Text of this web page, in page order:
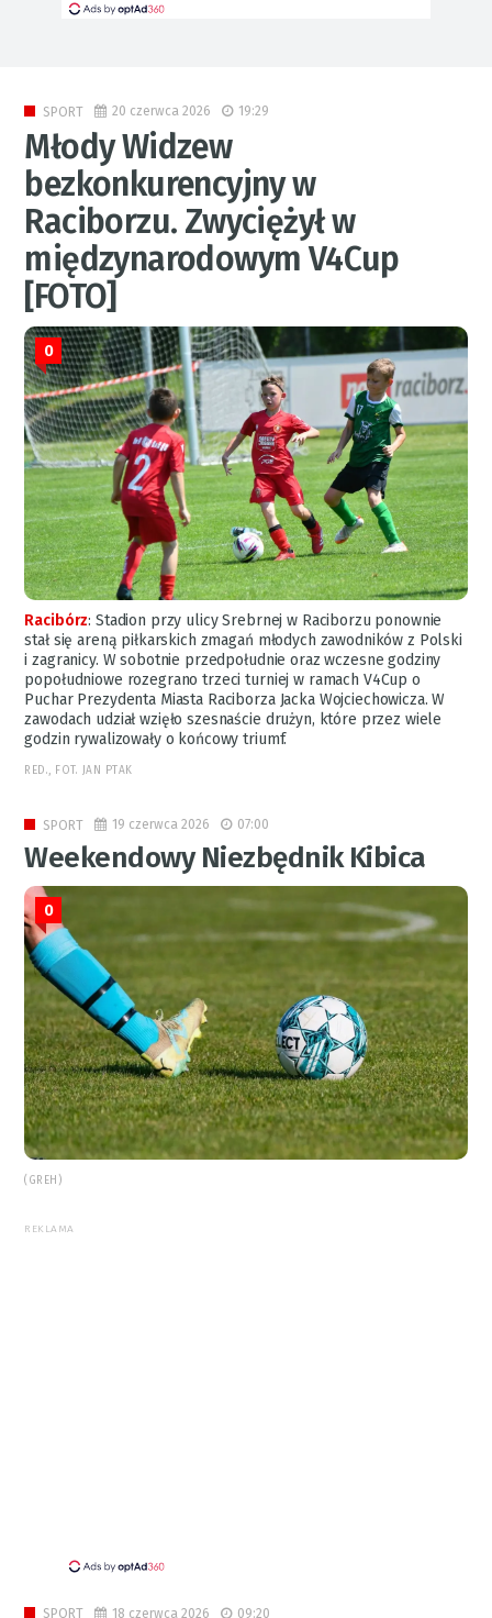
SPORT 20 czerwca 2026 19:29
Młody Widzew
bezkonkurencyjny w
Raciborzu. Zwyciężył w
międzynarodowym V4Cup
[FOTO]
0
Racibórz:Stadion przy ulicy Srebrnej w Raciborzu ponownie
stał się areną piłkarskich zmagań młodych zawodników z Polski
i zagranicy. W sobotnie przedpołudnie oraz wczesne godziny
popołudniowe rozegrano trzeci turniej w ramach V4Cup o
Puchar Prezydenta Miasta Raciborza Jacka Wojciechowicza. W
zawodach udział wzięło szesnaście drużyn, które przez wiele
godzin rywalizowały o końcowy triumf.
RED., FOT. JAN PTAK
SPORT 19 czerwca 2026 07:00
Weekendowy Niezbędnik Kibica
0
(GREH)
REKLAMA
SPORT 18 czerwca 2026 09:20